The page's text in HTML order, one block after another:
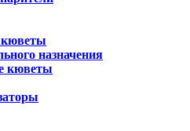
кюветы
назначения
кюветы